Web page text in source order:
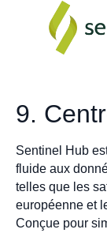
9.
Sentinel Hub
fluide aux
telles que les
européenne et
Conçue pour